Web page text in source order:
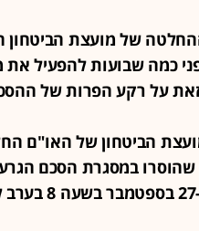
- ההחלטה של מועצת
כמה שבועות להפעיל
- מועצת הביטחון של